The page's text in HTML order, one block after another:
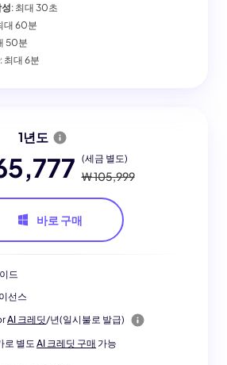
: 최대 30초
대 60분
50분
: 최대 6분
1년도
(세금 별도)
₩ 105,999
바로 구매
드
선스
AI 크레딧/년(일시불로 발급)
로 별도AI 크레딧 구매 가능